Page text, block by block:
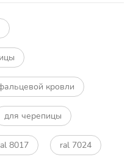
кровли
для черепицы
8017 ral 7024